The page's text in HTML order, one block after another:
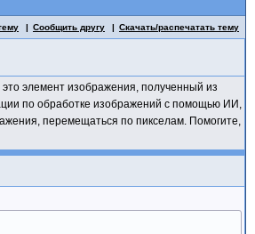
Сообщить другу Скачать/распечатать тему
элемент изображения, полученный из
по обработке изображений с помощью ИИ,
перемещаться по пикселам. Помогите,